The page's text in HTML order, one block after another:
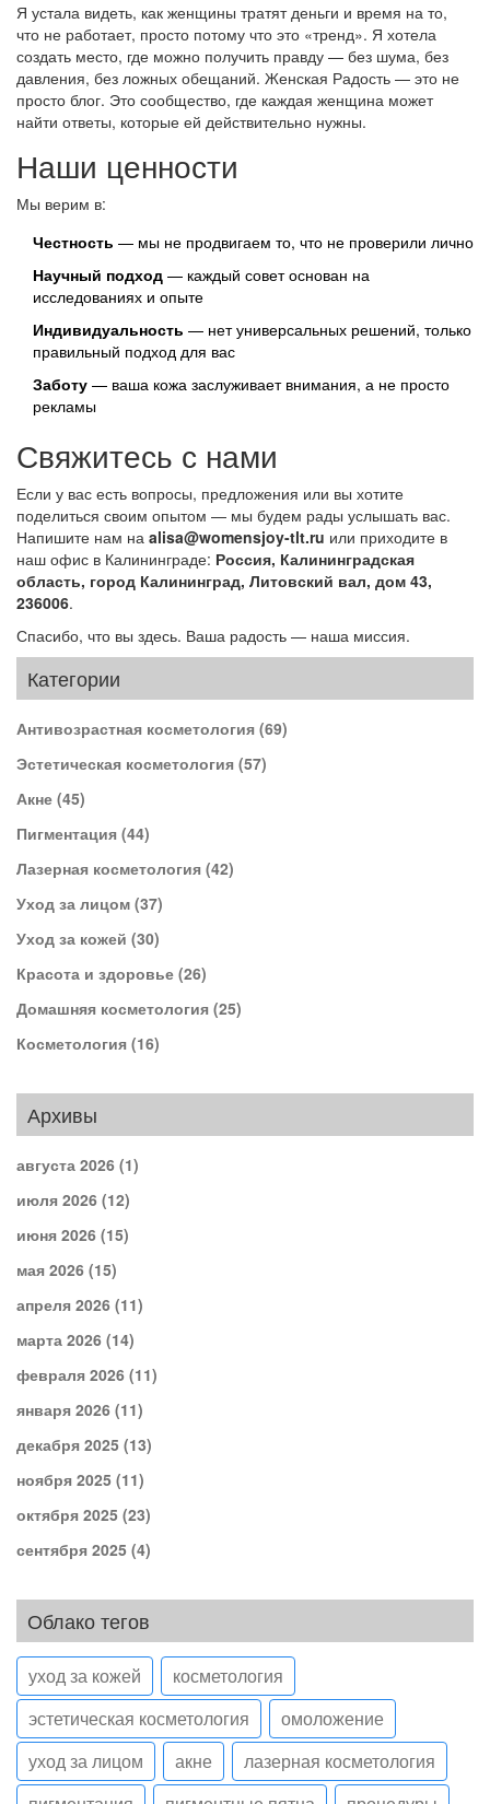
Я устала видеть, как женщины тратят деньги и время на то,
что не работает, просто потому что это «тренд». Я хотела
создать место, где можно получить правду — без шума, без
давления, без ложных обещаний. Женская Радость — это не
просто блог. Это сообщество, где каждая женщина может
найти ответы, которые ей действительно нужны.
Наши ценности
Мы верим в:
Честность — мы не продвигаем то, что не проверили лично
Научный подход — каждый совет основан на
исследованиях и опыте
Индивидуальность — нет универсальных решений, только
правильный подход для вас
Заботу — ваша кожа заслуживает внимания, а не просто
рекламы
Свяжитесь с нами
Если у вас есть вопросы, предложения или вы хотите
поделиться своим опытом — мы будем рады услышать вас.
Напишите нам на alisa@womensjoy-tlt.ru или приходите в
наш офис в Калининграде: Россия, Калининградская
область, город Калининград, Литовский вал, дом 43,
236006.
Спасибо, что вы здесь. Ваша радость — наша миссия.
Категории
Антивозрастная косметология (69)
Эстетическая косметология (57)
Акне (45)
Пигментация (44)
Лазерная косметология (42)
Уход за лицом (37)
Уход за кожей (30)
Красота и здоровье (26)
Домашняя косметология (25)
Косметология (16)
Архивы
августа 2026 (1)
июля 2026 (12)
июня 2026 (15)
мая 2026 (15)
апреля 2026 (11)
марта 2026 (14)
февраля 2026 (11)
января 2026 (11)
декабря 2025 (13)
ноября 2025 (11)
октября 2025 (23)
сентября 2025 (4)
Облако тегов
уход за кожей
косметология
эстетическая косметология
омоложение
уход за лицом
акне
лазерная косметология